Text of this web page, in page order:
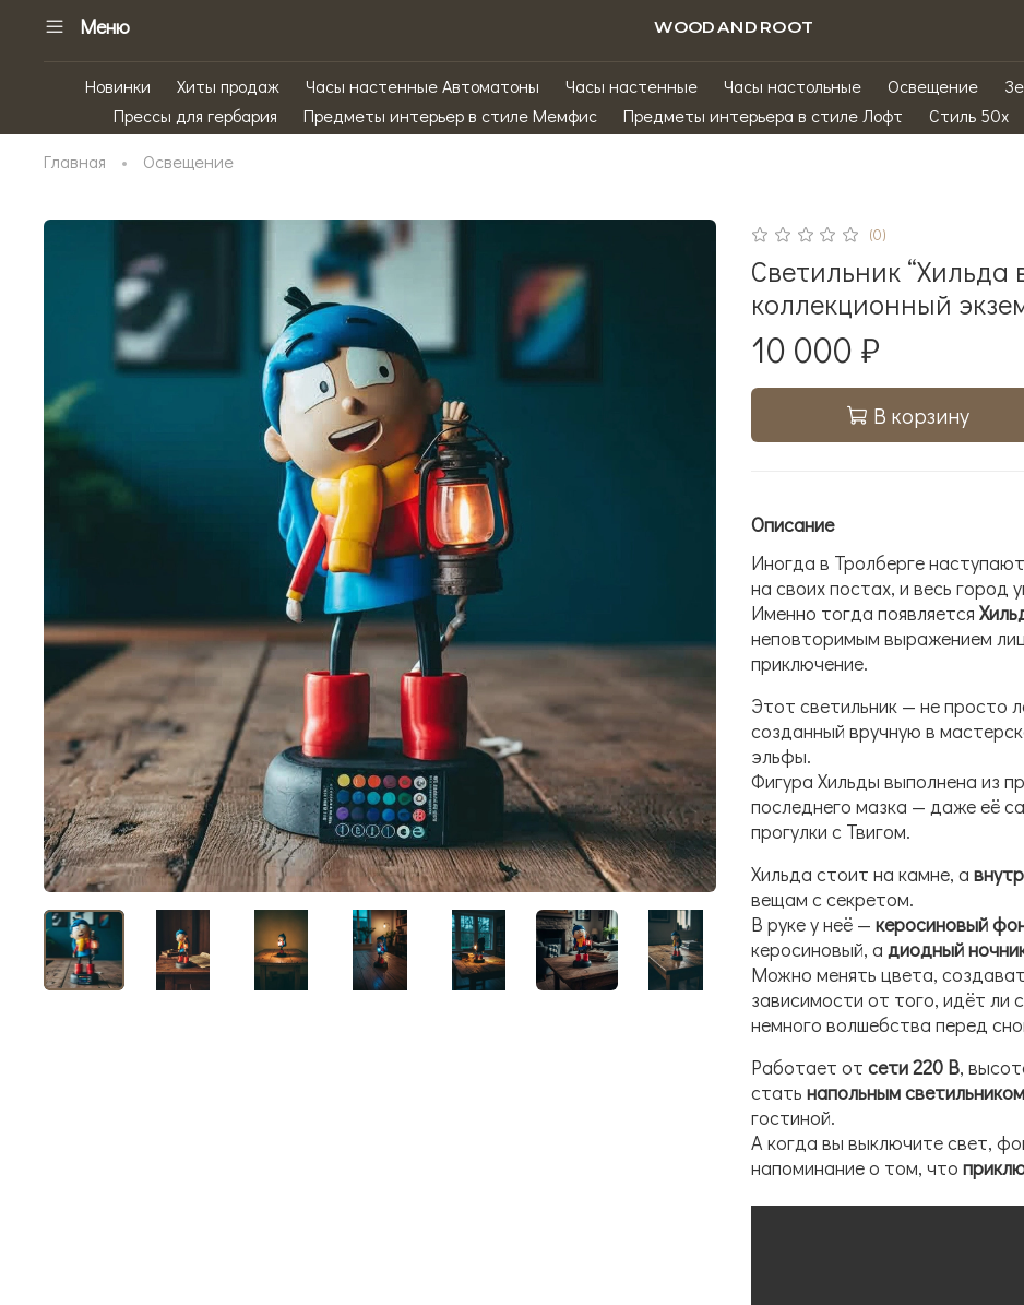
Меню WOODANDROOT
Новинки Хиты продаж Часы настенные Автоматоны Часы настенные Часы настольные Освещение
Прессы для гербария
Предметы интерьер в стиле Мемфис Предметы интерьера в стиле Лофт Стиль 50х
Главная Освещение
(0)
Светильник “Хильда
коллекционный
10 000 ₽
В корзину
Описание
Иногда в Тролберге
на своих постах, и весь город
Именно тогда появляется
неповторимым выражением
приключение.
Этот светильник — не просто
созданный вручную в
эльфы.
Фигура Хильды выполнена из
последнего мазка — даже её
прогулки с Твигом.
Хильда стоит на камне, а
вещам с секретом.
В руке у неё — керосиновый
керосиновый, а диодный
Можно менять цвета,
зависимости от того, идёт ли
немного волшебства перед
Работает от сети 220 В,
стать напольным светильником
гостиной.
А когда вы выключите свет,
напоминание о том, что